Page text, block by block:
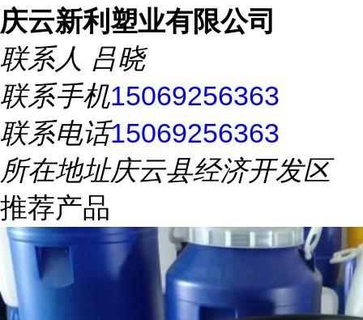
庆云新利塑业有限公司
联系人 吕晓
联系手机15069256363
联系电话15069256363
所在地址庆云县经济开发区
推荐产品